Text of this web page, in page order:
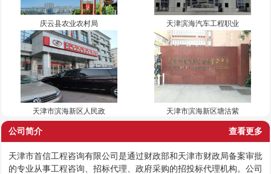
庆云县农业农村局 天津滨海汽车工程职业
天津市滨海新区人民政 天津市滨海新区塘沽紫
查看更多
公司简介
天津市首信工程咨询有限公司是通过财政部和天津市财政局备案审批
的专业从事工程咨询、招标代理、政府采购的招投标代理机构。公司